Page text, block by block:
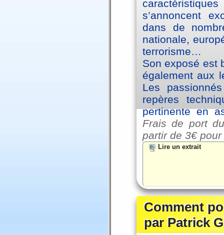
s’annoncent
dans de
nationale,
terrorisme…
Son exposé est
également aux
Les
repères
pertinente en
Frais de port
partir de 3€
Lire un extrait
Comment
par Patrick